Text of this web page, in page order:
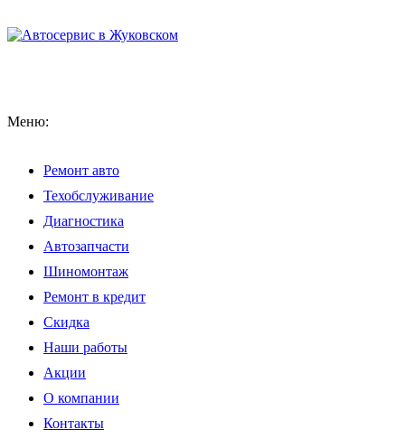
Меню:
Ремонт авто
Техобслуживание
Диагностика
Автозапчасти
Шиномонтаж
Ремонт в кредит
Скидка
Наши работы
Акции
О компании
Контакты